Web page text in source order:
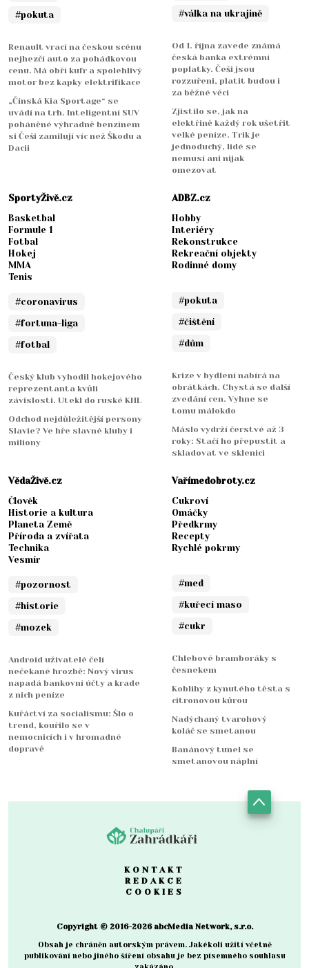
#pokuta
Renault vrací na českou scénu
nejhezčí auto za pohádkovou
cenu. Má obří kufr a spolehlivý
motor bez kapky elektrifikace
„Čínská Kia Sportage“ se
uvádí na trh. Inteligentní SUV
poháněné výhradně benzínem
si Češi zamilují víc než Škodu a
Dacii
#válka na ukrajině
Od 1. října zavede známá
česká banka extrémní
poplatky. Češi jsou
rozzuřeni, platit budou i
za běžné věci
Zjistilo se, jak na
elektřině každý rok ušetřit
velké peníze. Trik je
jednoduchý, lidé se
nemusí ani nijak
omezovat
SportyŽivě.cz
Basketbal
Formule 1
Fotbal
Hokej
MMA
Tenis
#coronavirus
#fortuna-liga
#fotbal
Český klub vyhodil hokejového
reprezentanta kvůli
závislosti. Utekl do ruské KHL
Odchod nejdůležitější persony
Slavie? Ve hře slavné kluby i
miliony
ADBZ.cz
Hobby
Interiéry
Rekonstrukce
Rekreační objekty
Rodinné domy
#pokuta
#čištění
#dům
Krize v bydlení nabírá na
obrátkách. Chystá se další
zvedání cen. Vyhne se
tomu málokdo
Máslo vydrží čerstvé až 3
roky: Stačí ho přepustit a
skladovat ve sklenici
VědaŽivě.cz
Člověk
Historie a kultura
Planeta Země
Příroda a zvířata
Technika
Vesmír
#pozornost
#historie
#mozek
Android uživatelé čelí
nečekané hrozbě: Nový virus
napadá bankovní účty a krade
z nich peníze
Kuřáctví za socialismu: Šlo o
trend, kouřilo se v
nemocnicích i v hromadné
dopravě
Vařímedobroty.cz
Cukroví
Omáčky
Předkrmy
Recepty
Rychlé pokrmy
#med
#kuřecí maso
#cukr
Chlebové bramboráky s
česnekem
Koblihy z kynutého těsta s
citronovou kůrou
Nadýchaný tvarohový
koláč se smetanou
Banánový tunel se
smetanovou náplní
KONTAKT
REDAKCE
COOKIES
Copyright © 2016-2026 abcMedia Network, s.r.o.
Obsah je chráněn autorským právem. Jakékoli užití včetně
publikování nebo jiného šíření obsahu je bez písemného souhlasu